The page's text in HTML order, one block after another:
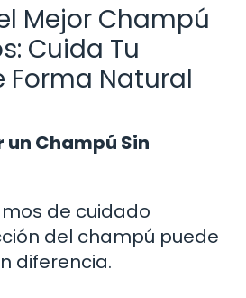
Mejor Champú
Cuida Tu
Forma Natural
un Champú Sin
de cuidado
del champú puede
diferencia.